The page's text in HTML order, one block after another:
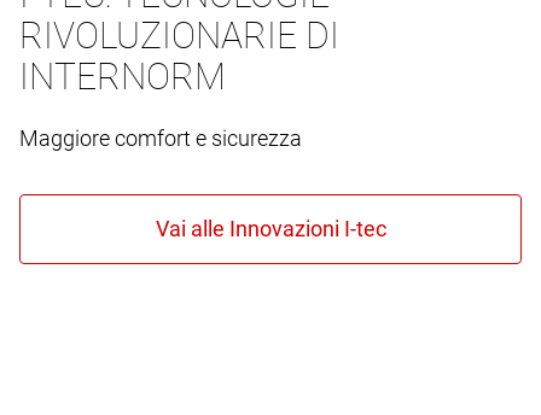
RIVOLUZIONARIE DI
INTERNORM
Maggiore comfort e sicurezza